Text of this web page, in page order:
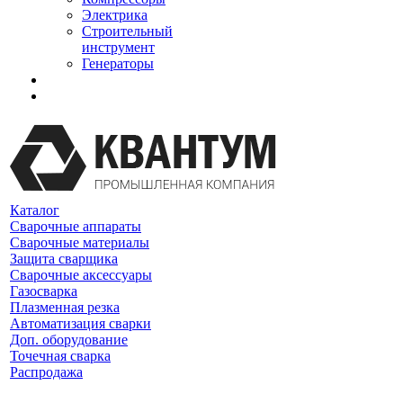
Электрика
Строительный
инструмент
Генераторы
Каталог
Сварочные аппараты
Сварочные материалы
Защита сварщика
Сварочные аксессуары
Газосварка
Плазменная резка
Автоматизация сварки
Доп. оборудование
Точечная сварка
Распродажа